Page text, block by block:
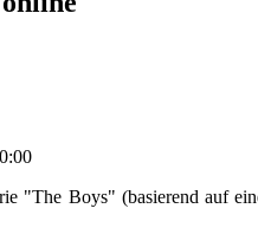
"The Boys" (basierend auf